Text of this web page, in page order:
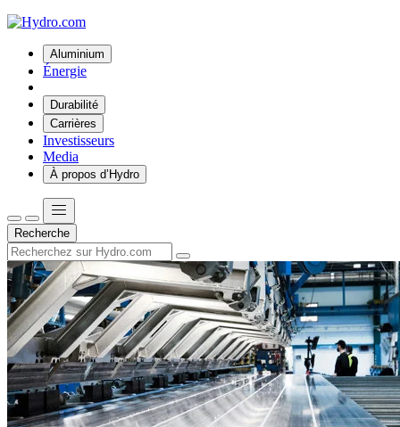
Aluminium
Énergie
Durabilité
Carrières
Investisseurs
Media
À propos d’Hydro
Recherche